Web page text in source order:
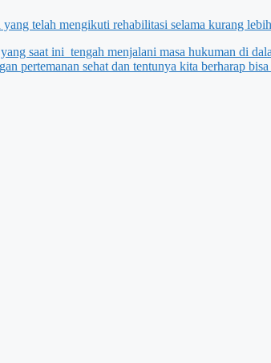
telah mengikuti rehabilitasi selama kurang
saat ini tengah menjalani masa hukuman di
pertemanan sehat dan tentunya kita berharap